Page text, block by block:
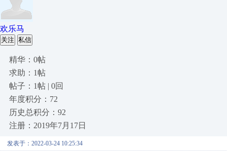
欢乐马
关注 私信
精华：0帖
求助：1帖
帖子：1帖 | 0回
年度积分：72
历史总积分：92
注册：2019年7月17日
发表于：2022-03-24 10:25:34